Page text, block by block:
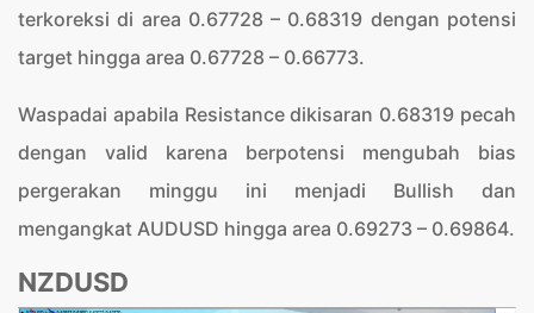
terkoreksi di area 0.67728 – 0.68319 dengan potensi
target hingga area 0.67728 – 0.66773.
Waspadai apabila Resistance dikisaran 0.68319 pecah
dengan valid karena berpotensi mengubah bias
pergerakan minggu ini menjadi Bullish dan
mengangkat AUDUSD hingga area 0.69273 – 0.69864.
NZDUSD